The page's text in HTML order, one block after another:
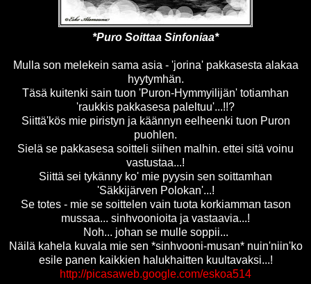
*Puro Soittaa Sinfoniaa*
Mulla son melekein sama asia - 'jorina' pakkasesta alakaa
hyytymhän.
Täsä kuitenki sain tuon 'Puron-Hymmyilijän' totiamhan
'raukkis pakkasesa paleltuu'...!!?
Siittä'kös mie piristyn ja käännyn eelheenki tuon Puron
puohlen.
Sielä se pakkasesa soitteli siihen malhin. ettei sitä voinu
vastustaa...!
Siittä sei tykänny ko' mie pyysin sen soittamhan
'Säkkijärven Polokan'...!
Se totes - mie se soittelen vain tuota korkiamman tason
mussaa... sinhvoonioita ja vastaavia...!
Noh... johan se mulle soppii...
Näilä kahela kuvala mie sen *sinhvooni-musan* nuin'niin'ko
esile panen kaikkien halukhaitten kuultavaksi...!
http://picasaweb.google.com/eskoa514